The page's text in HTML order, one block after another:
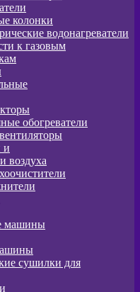
колонки
водонагреватели
к газовым
обогреватели
и
воздуха
машины
сушилки для